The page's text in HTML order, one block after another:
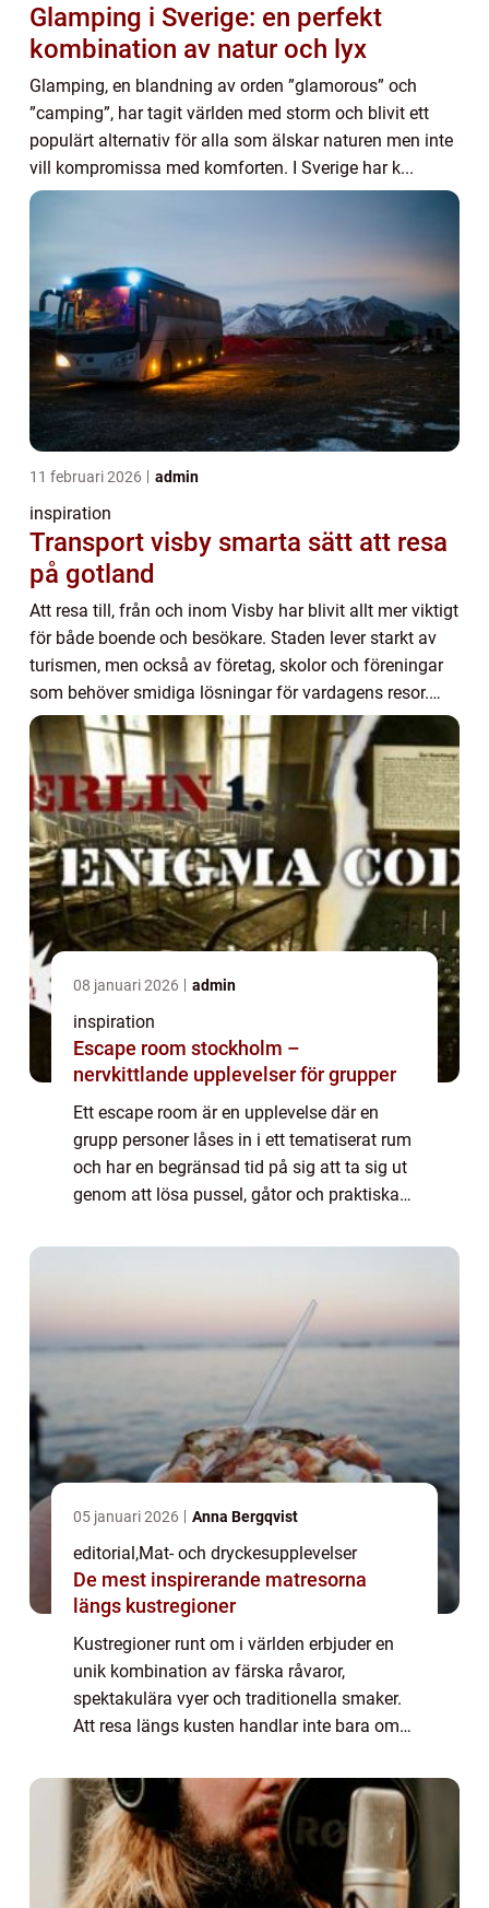
Glamping i Sverige: en perfekt
kombination av natur och lyx
Glamping, en blandning av orden ”glamorous” och
”camping”, har tagit världen med storm och blivit ett
populärt alternativ för alla som älskar naturen men inte
vill kompromissa med komforten. I Sverige har k...
11 februari 2026 admin
inspiration
Transport visby smarta sätt att resa
på gotland
Att resa till, från och inom Visby har blivit allt mer viktigt
för både boende och besökare. Staden lever starkt av
turismen, men också av företag, skolor och föreningar
som behöver smidiga lösningar för vardagens resor.
När många ska förflytta sig s...
08 januari 2026 admin
inspiration
Escape room stockholm –
nervkittlande upplevelser för grupper
Ett escape room är en upplevelse där en
grupp personer låses in i ett tematiserat rum
och har en begränsad tid på sig att ta sig ut
genom att lösa pussel, gåtor och praktiska
05 januari 2026 Anna Bergqvist
editorial,Mat- och dryckesupplevelser
De mest inspirerande matresorna
längs kustregioner
Kustregioner runt om i världen erbjuder en
unik kombination av färska råvaror,
spektakulära vyer och traditionella smaker.
Att resa längs kusten handlar inte bara om
matupp...